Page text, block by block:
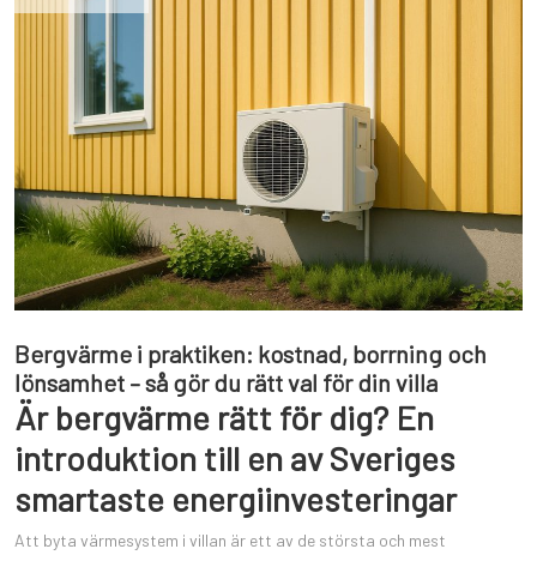
Bergvärme i praktiken: kostnad, borrning och
lönsamhet – så gör du rätt val för din villa
Är bergvärme rätt för dig? En
introduktion till en av Sveriges
smartaste energiinvesteringar
Att byta värmesystem i villan är ett av de största och mest